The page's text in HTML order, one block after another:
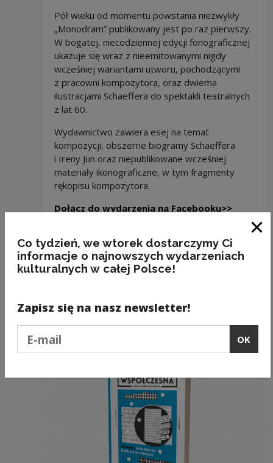
Pół wieku od momentu powstania niezwykły
„Monodram” publikowany jest po raz pierwszy.
W bogatej, niecodziennej edycji fonograficznej
ukazuje się wraz z nieemitowanymi nigdy
wcześniej wariantami utworu, pochodzącymi
z pracowni kompozytora, oraz dwiema
ilustracjami Schaeffera do spektakli teatralnych
z lat 60.
Wydawnictwo zawiera esej na temat
kompozycji, obszerne biogramy Schaeffera
i Ireny Jun oraz niepublikowane wcześniej
materiały ikonograficzne, w tym fragmenty
rękopisu kompozytora.
Dołącz do wydarzenia na Facebooku>>Note,
Note, the
Kup płytę w sklepie NCK>>Note,
Co tydzień, we wtorek dostarczymy Ci
informacje o najnowszych wydarzeniach
kulturalnych w całej Polsce!
Zapisz się na nasz newsletter!
OK